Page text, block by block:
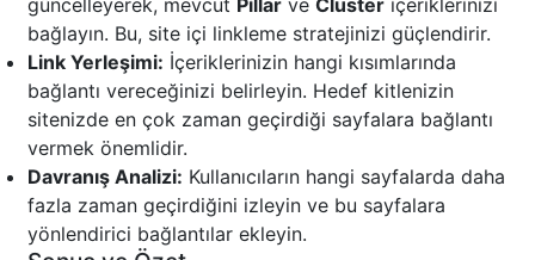
güncelleyerek, mevcut Pillar ve Cluster içeriklerinizi
bağlayın. Bu, site içi linkleme stratejinizi güçlendirir.
Link Yerleşimi: İçeriklerinizin hangi kısımlarında
bağlantı vereceğinizi belirleyin. Hedef kitlenizin
sitenizde en çok zaman geçirdiği sayfalara bağlantı
vermek önemlidir.
Davranış Analizi: Kullanıcıların hangi sayfalarda daha
fazla zaman geçirdiğini izleyin ve bu sayfalara
yönlendirici bağlantılar ekleyin.